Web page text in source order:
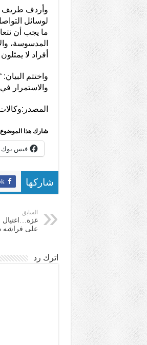
وأردف طريف في
لوسائل
ما يجب أن
المدسوسة،
أفراد لا
واختتم
والاستمرار
شارك هذا
فيس بوك
شاركها
السابق
على فراشه
اترك رد